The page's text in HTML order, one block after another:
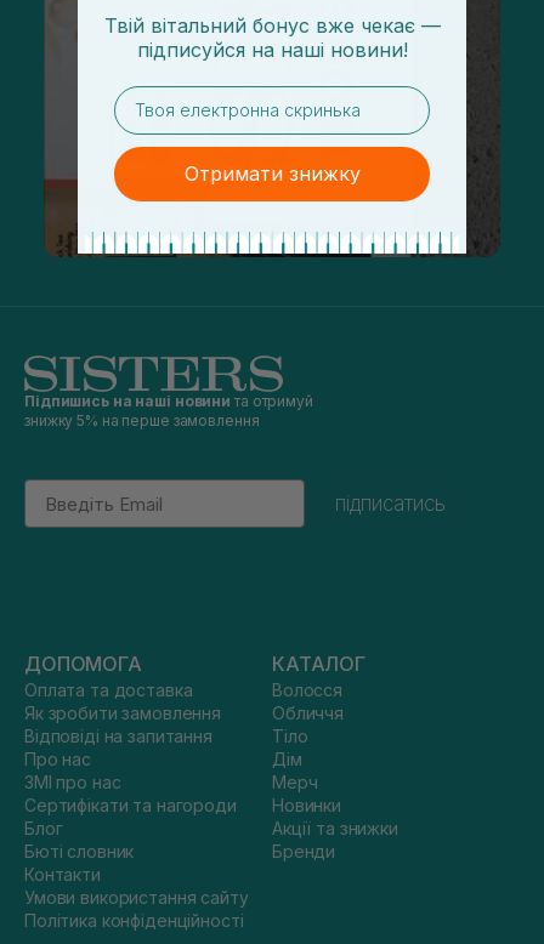
Підпишись на наші новини та отримуй
знижку 5% на перше замовлення
Email
підписатись
ДОПОМОГА
Оплата та доставка
Як зробити замовлення
Відповіді на запитання
Про нас
ЗМІ про нас
Сертифікати та нагороди
Блог
Бюті словник
Контакти
Умови використання сайту
Політика конфіденційності
КАТАЛОГ
Волосся
Обличчя
Тіло
Дім
Мерч
Новинки
Акції та знижки
Бренди
Твій вітальний бонус вже чекає —
підписуйся на наші новини!
email
Отримати знижку